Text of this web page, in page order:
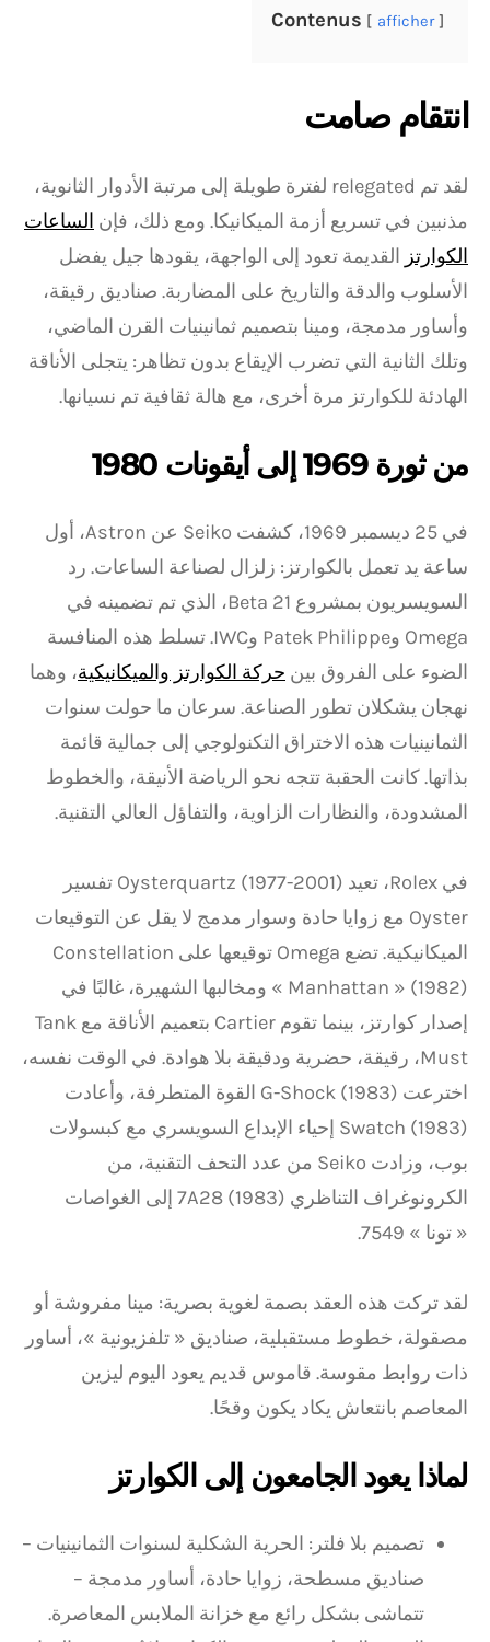
Contenus afficher
انتقام صامت
لقد تم relegated لفترة طويلة إلى مرتبة الأدوار الثانوية،
مذنبين في تسريع أزمة الميكانيكا. ومع ذلك، فإن الساعات
الكوارتز القديمة تعود إلى الواجهة، يقودها جيل يفضل
الأسلوب والدقة والتاريخ على المضاربة. صناديق رقيقة،
وأساور مدمجة، ومينا بتصميم ثمانينيات القرن الماضي،
وتلك الثانية التي تضرب الإيقاع بدون تظاهر: يتجلى الأناقة
الهادئة للكوارتز مرة أخرى، مع هالة ثقافية تم نسيانها.
من ثورة 1969 إلى أيقونات 1980
في 25 ديسمبر 1969، كشفت Seiko عن Astron، أول
ساعة يد تعمل بالكوارتز: زلزال لصناعة الساعات. رد
السويسريون بمشروع Beta 21، الذي تم تضمينه في
Omega وPatek Philippe وIWC. تسلط هذه المنافسة
الضوء على الفروق بين حركة الكوارتز والميكانيكية، وهما
نهجان يشكلان تطور الصناعة. سرعان ما حولت سنوات
الثمانينيات هذه الاختراق التكنولوجي إلى جمالية قائمة
بذاتها. كانت الحقبة تتجه نحو الرياضة الأنيقة، والخطوط
المشدودة، والنظارات الزاوية، والتفاؤل العالي التقنية.
في Rolex، تعيد Oysterquartz (1977-2001) تفسير
Oyster مع زوايا حادة وسوار مدمج لا يقل عن التوقيعات
الميكانيكية. تضع Omega توقيعها على Constellation
« Manhattan » (1982) ومخالبها الشهيرة، غالبًا في
إصدار كوارتز، بينما تقوم Cartier بتعميم الأناقة مع Tank
Must، رقيقة، حضرية ودقيقة بلا هوادة. في الوقت نفسه،
اخترعت G-Shock (1983) القوة المتطرفة، وأعادت
Swatch (1983) إحياء الإبداع السويسري مع كبسولات
بوب، وزادت Seiko من عدد التحف التقنية، من
الكرونوغراف التناظري 7A28 (1983) إلى الغواصات
« تونا » 7549.
لقد تركت هذه العقد بصمة لغوية بصرية: مينا مفروشة أو
مصقولة، خطوط مستقبلية، صناديق « تلفزيونية »، أساور
ذات روابط مقوسة. قاموس قديم يعود اليوم ليزين
المعاصم بانتعاش يكاد يكون وقحًا.
لماذا يعود الجامعون إلى الكوارتز
تصميم بلا فلتر: الحرية الشكلية لسنوات الثمانينيات –
صناديق مسطحة، زوايا حادة، أساور مدمجة –
تتماشى بشكل رائع مع خزانة الملابس المعاصرة.